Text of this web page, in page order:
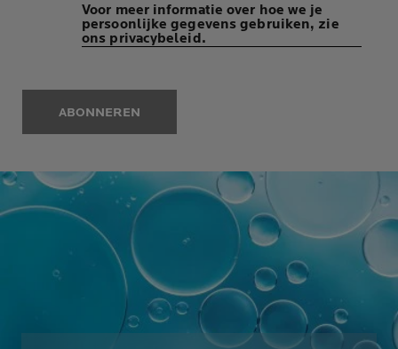
Voor meer informatie over hoe we je
persoonlijke gegevens gebruiken, zie
ons privacybeleid.
ABONNEREN